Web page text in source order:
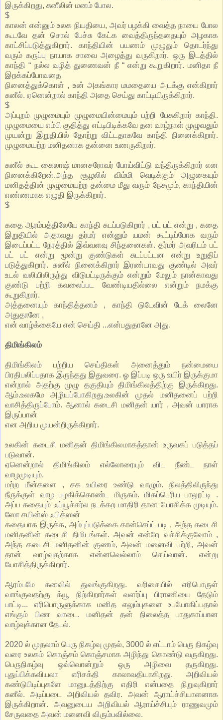
இருக்கிறது, சுனீலின் மனம் போல.
$
காலன் என்னும் உலக நியதியை, அவர் பழக்கி வைத்த நாயை போல
கூடவே தன் சொல் பேச்சு கேட்க வைத்திருந்ததையும் அழகாக
காட்சிப்படுத்துகிறார். காந்தியின் பயணம் முழுதும் தொடர்ந்து
வரும் கருப்பு நாயாக சாவை அழைத்து வருகிறார். ஒரு இடத்தில்
காந்தி “ நல்ல வழித் துணைவன் நீ “ என்று கூறுகிறார். மனிதா நீ
இறக்கப்போவதை
நினைத்துக்கொள் , உன் அகங்கார மமதையை அடக்கு என்கிறார்
சுனீல். ஏனென்றால் காந்தி அதை செய்து காட்டியிருக்கிறார்.
$
அப்புறம் முழுமையும் முழுமையின்மையும் பற்றி பேசுகிறார் காந்தி.
முழுமையை எம்பி குதித்து எட்டிபிடிக்கவே தன வாழ்நாள் முழுவதும்
முயன்று இறுதியில் தோற்று விட்டதாகவே காந்தி நினைக்கிறார்.
முழுமையற்ற மனிதனாக தன்னை உணருகிறார்.
சுனீல் கூட கைலாஷ் மானசரோவர் போய்விட்டு வந்திருக்கிறார் என
நினைக்கிறேன்.அந்த சூழலில் விம்மி வெடிக்கும் அழுகையும்
மனிதத்தின் முழுமையற்ற தன்மை மீது வரும் நேசமும், காந்தியின்
எண்ணமாக எழுதி இருக்கிறார்.
$
கதை ஆரம்பத்திலேயே காந்தி சுடப்படுகிறார் , பட் பட் என்று , கதை
இறுதியில் அதாவது தர்மர் என்னும் யமன் கூட்டிப்போக வரும்
இடைப்பட்ட நேரத்தில் இவ்வளவு சிந்தனைகள். தர்மர் அவரிடம் பட்
பட் பட் என்று மூன்று குண்டுகள் சுடப்பட்டன என்று உறுதிப்
படுத்துகிறார். சுனீல் நினைக்கிறார் இரண்டாவது குண்டில் அவர்
உடல் வலியிலிருந்து விடுபட்டிருக்கும் என்றும் மேலும் நான்காவது
குண்டு பற்றி கவலைப்பட வேண்டியதில்லை என்றும் நமக்கு
கூறுகிறார்.
அத்தனையும் காந்தித்தனம் , காந்தி டுடேவின் டேக் லைனே
அதுதானே ,
என் வாழ்க்கையே என் செய்தி ...என்பதுதானே அது.
திமிங்கிலம்
திமிங்கிலம் பற்றிய செய்திகள் அனைத்தும் நன்மையை
பிரதிபலிப்பதாக இருந்தது இதுவரை. ஓ இப்படி ஒரு உயிர் இருக்குமா
என்றால் அதற்கு முழு தகுதியும் திமிங்கிலத்திற்கு இருக்கிறது.
ஆம்.உலகமே அழியப்போகிறது.உலகின் முதல் மனிதனைப் பற்றி
வாசித்திருப்போம். ஆனால் கடைசி மனிதன் யார் , அவன் யாராக
இருப்பான்
என அறிய முயன்றிருக்கிறார்.
உலகின் கடைசி மனிதன் திமிங்கிலமாகத்தான் உருவகப் படுத்தப்
படுவான்.
ஏனென்றால் திமிங்கிலம் எல்லோரையும் விட நீண்ட நாள்
வாழமுடியும்.
மற்ற மீன்களை , சக உயிரை உண்டு வாழும். நிலத்திலிருந்து
நீருக்குள் வாழ பழகிக்கொண்ட மிருகம். மிகப்பெரிய பாலூட்டி .
அப்ப கதையும் ஃப்யூச்சர்ல நடக்கற மாதிரி தான யோசிக்க முடியும்.
ஸோ சயின்ஸ் ஃபிக்ஸன்
கதையாக இருக்க, அம்புப்படுக்கை கான்செப்ட் படி , அந்த கடைசி
மனிதனின் கடைசி நிமிடங்கள். அவன் என்றே வச்சிக்குவோம் ,
அந்த கடைசி மனிதனின் குணம், அவன் மனைவி பற்றி, அவன்
தான் வாழ்வதற்காக என்னவெல்லாம் செய்வான். என்று
யோசித்திருக்கிறார்.
ஆரம்பமே கனவில் துவங்குகிறது. வரிசையில் எரிபொருள்
வாங்குவதற்கு க்யூ நிற்கிறார்கள் வளர்ப்பு பிராணியை தேடும்
பாட்டி... எரிபொருளுக்காக மனித எலும்புகளை உபயோகிப்பதால்
எங்கும் பிண வாடை. மனிதன் தன் நிலைத்த பாதுகாப்பான
வாழ்வுக்கான தேடல்.
2020 ல் முதலாம் பெரு நிகழ்வு முதல், 3000 ல் எட்டாம் பெரு நிகழ்வு
வரை உலகம் கொஞ்சம் கொஞ்சமாக அழிந்து கொண்டு வருகிறது.
பெருநிகழ்வு ஒவ்வொன்றும் ஒரு அழிவை தருகிறது.
புதுப்பிக்கவியலா எரிசக்தி காலாவதியாகிறது. அறிவியல்
கண்டுபிடிப்புகளே மானுடத்திற்கு எதிரி என்பதை நிறுவுகிறார்
சுனீல். அடிப்படை அறிவியல் தவிர. அவன் ஆராய்ச்சியாளனாக
இருக்கிறான். அவனுடைய அறிவியல் ஆராய்ச்சியும் ராணுவமும்
சேருவதை அவன் மனைவி விரும்பவில்லை.